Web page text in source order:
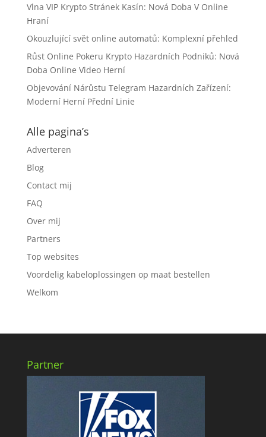
Vlna VIP Krypto Stránek Kasín: Nová Doba V Online
Hraní
Okouzlující svět online automatů: Komplexní přehled
Růst Online Pokeru Krypto Hazardních Podniků: Nová
Doba Online Video Herní
Objevování Nárůstu Telegram Hazardních Zařízení:
Moderní Herní Přední Linie
Alle pagina’s
Adverteren
Blog
Contact mij
FAQ
Over mij
Partners
Top websites
Voordelig kabeloplossingen op maat bestellen
Welkom
Partner